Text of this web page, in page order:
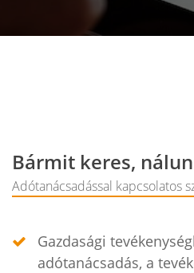
Bármit keres,
Adótanácsadással kapcsolatos
Gazdasági
adótanácsadás, a